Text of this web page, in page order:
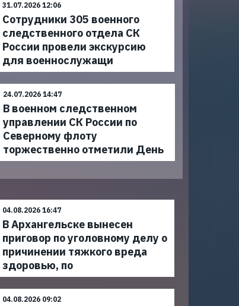
31.07.2026 12:06
Сотрудники 305 военного
следственного отдела СК
России провели экскурсию
для военнослужащи
24.07.2026 14:47
В военном следственном
управлении СК России по
Северному флоту
торжественно отметили День
04.08.2026 16:47
В Архангельске вынесен
приговор по уголовному делу о
причинении тяжкого вреда
здоровью, по
04.08.2026 09:02